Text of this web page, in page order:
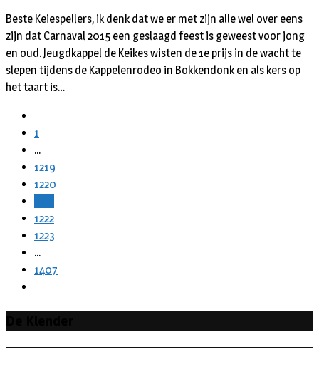
Beste Keiespellers, ik denk dat we er met zijn alle wel over eens
zijn dat Carnaval 2015 een geslaagd feest is geweest voor jong
en oud. Jeugdkappel de Keikes wisten de 1e prijs in de wacht te
slepen tijdens de Kappelenrodeo in Bokkendonk en als kers op
het taart is…
1
...
1219
1220
1222
1223
...
1407